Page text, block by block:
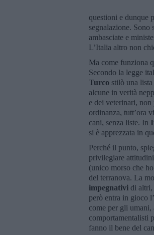
questioni e dunque
segnalazione.
ambasciate e
L’Italia altro non
Ma come funziona
Secondo la legge
Turco stilò una
alcune in verità
e dei veterinari,
ordinanza, tutt’ora
cani, senza liste. In
si è apprezzata in
Perché il punto,
privilegiare
(unico morso che
del terranova. La
impegnativi di altri,
però entra in gioco l’
come per gli
comportamentalisti
fanno il bene del